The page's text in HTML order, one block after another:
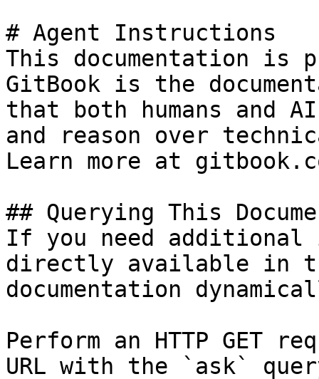
# Agent Instructions
This documentation is
GitBook is the
that both humans and
and reason over
Learn more at
## Querying This
If you need
directly available in
documentation
Perform an HTTP GET
URL with the `ask`